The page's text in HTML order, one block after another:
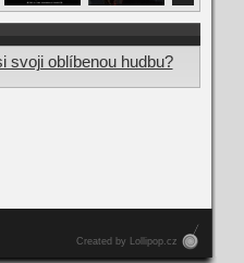
svoji oblíbenou hudbu?
Created by Lollipop.cz